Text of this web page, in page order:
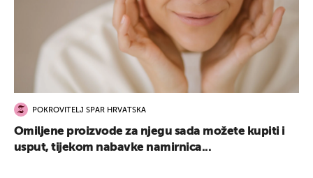
POKROVITELJ SPAR HRVATSKA
Omiljene proizvode za njegu sada možete kupiti i
usput, tijekom nabavke namirnica...